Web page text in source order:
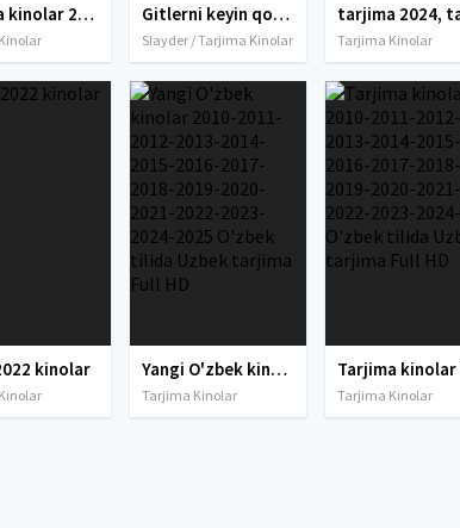
tarjima kinolar 2025, uzbek tarjima kinolar 2025, tarjima kinolar uzbek tilida 2025, tarjima kinolar o zbek 2025, tarjima kinolar o zbek tilida 2025, yangi tarjima kinolar 2025, uzmovi tarjima kinolar 2025, uzmovi com tarjima kinolar 2025, uzbekcha t Gitlerni keyin qor odamni o'ldirgan odam / Gitler va Bigfutni o'ldirgan kishi Uzbek tilida O'zbekcha 2018 tarjima kino skachat
Slayder / Tarjima Kinolar Tarjima Kinolar
kinolar Yangi O'zbek kinolar 2010-2011-2012-2013-2014-2015-2016-2017-2018-2019-2020-2021-2022-2023-2024-2025 O'zbek tilida Uzbek tarjima Full HD
Tarjima Kinolar Tarjima Kinolar